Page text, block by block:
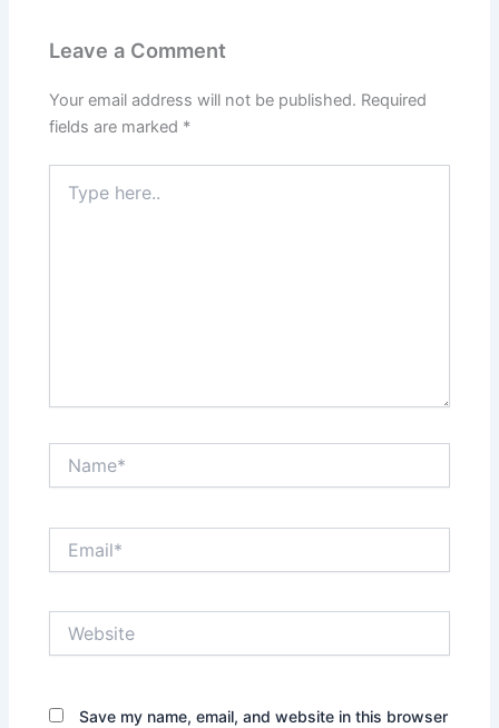
Leave a Comment
Your email address will not be published. Required
fields are marked *
here..
Save my name, email, and website in this browser